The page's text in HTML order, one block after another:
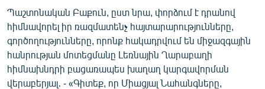
Պաշտոնական Բաքուն, ըստ նրա, փորձում է դրանով
հիմնավորել իր ռազմատենչ հայտարարությունները,
գործողությունները, որոնք հակադրվում են միջազգային
հանրության մոտեցմանը Լեռնային Ղարաբաղի
հիմնախնդրի բացառապես խաղաղ կարգավորման
վերաբերյալ․ - «Գիտեք, որ Միացյալ Նահանգները,